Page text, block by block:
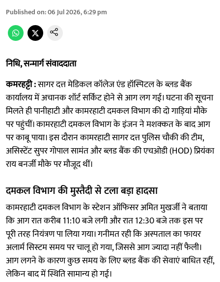
Published on:06 Jul 2026, 6:29 pm
निधि, सन्मार्ग संवाददाता
कमरहट्टी :सागर दत्त मेडिकल कॉलेज एंड हॉस्पिटल के ब्लड बैंक
कार्यालय में अचानक शॉर्ट सर्किट होने से आग लग गई। घटना की सूचना
मिलते ही पानीहाटी और कामरहाटी दमकल विभाग की दो गाड़ियां मौके
पर पहुंचीं। कामरहाटी दमकल विभाग के इंजन ने मशक्कत के बाद आग
पर काबू पाया। इस दौरान कामरहाटी सागर दत्त पुलिस चौकी की टीम,
असिस्टेंट सुपर गोपाल सामंत और ब्लड बैंक की एचओडी (HOD) प्रियंका
राय बनर्जी मौके पर मौजूद थीं।
दमकल विभाग की मुस्तैदी से टला बड़ा हादसा
कामरहाटी दमकल विभाग के स्टेशन ऑफिसर अमित मुखर्जी ने बताया
कि आग रात करीब 11:10 बजे लगी और रात 12:30 बजे तक इस पर
पूरी तरह नियंत्रण पा लिया गया। गनीमत रही कि अस्पताल का फायर
अलार्म सिस्टम समय पर चालू हो गया, जिससे आग ज्यादा नहीं फैली।
आग लगने के कारण कुछ समय के लिए ब्लड बैंक की सेवाएं बाधित रहीं,
लेकिन बाद में स्थिति सामान्य हो गई।